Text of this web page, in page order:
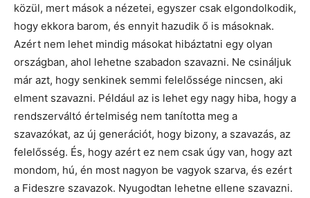
közül, mert mások a nézetei, egyszer csak elgondolkodik,
hogy ekkora barom, és ennyit hazudik ő is másoknak.
Azért nem lehet mindig másokat hibáztatni egy olyan
országban, ahol lehetne szabadon szavazni. Ne csináljuk
már azt, hogy senkinek semmi felelőssége nincsen, aki
elment szavazni. Például az is lehet egy nagy hiba, hogy a
rendszerváltó értelmiség nem tanította meg a
szavazókat, az új generációt, hogy bizony, a szavazás, az
felelősség. És, hogy azért ez nem csak úgy van, hogy azt
mondom, hú, én most nagyon be vagyok szarva, és ezért
a Fideszre szavazok. Nyugodtan lehetne ellene szavazni.